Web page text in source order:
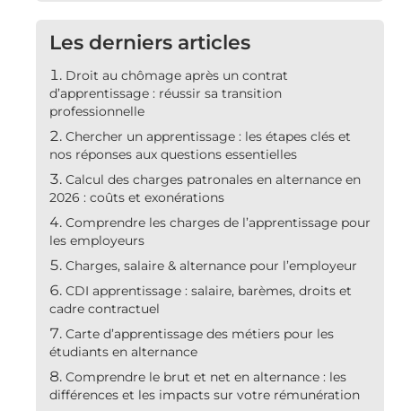
Les derniers articles
Droit au chômage après un contrat
d’apprentissage : réussir sa transition
professionnelle
Chercher un apprentissage : les étapes clés et
nos réponses aux questions essentielles
Calcul des charges patronales en alternance en
2026 : coûts et exonérations
Comprendre les charges de l’apprentissage pour
les employeurs
Charges, salaire & alternance pour l’employeur
CDI apprentissage : salaire, barèmes, droits et
cadre contractuel
Carte d’apprentissage des métiers pour les
étudiants en alternance
Comprendre le brut et net en alternance : les
différences et les impacts sur votre rémunération